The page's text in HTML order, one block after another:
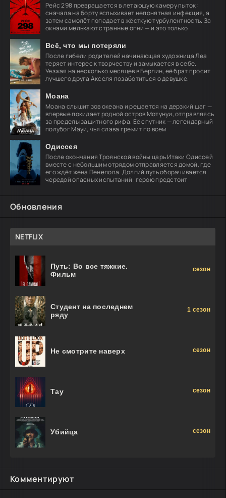
Рейс 298 превращается в летающую камеру пыток:
сначала на борту вспыхивает непонятная инфекция, а
затем самолёт попадает в жёсткую турбулентность. За
окнами мелькают странные огни — и это только
Всё, что мы потеряли
После гибели родителей начинающая художница Леа
теряет интерес к творчеству и замыкается в себе.
Уезжая на несколько месяцев в Берлин, её брат просит
лучшего друга Акселя позаботиться о девушке.
Моана
Моана слышит зов океана и решается на дерзкий шаг —
впервые покидает родной остров Мотунуи, отправляясь
за пределы защитного рифа. Её спутник — легендарный
полубог Мауи, чья слава гремит по всем
Одиссея
После окончания Троянской войны царь Итаки Одиссей
вместе с небольшим отрядом отправляется домой, где
его ждёт жена Пенелопа. Долгий путь оборачивается
чередой опасных испытаний: герою предстоит
Обновления
NETFLIX
Путь: Во все тяжкие.
Фильм
сезон
Студент на последнем
ряду
1 сезон
Не смотрите наверх сезон
Тау сезон
Убийца сезон
Комментируют